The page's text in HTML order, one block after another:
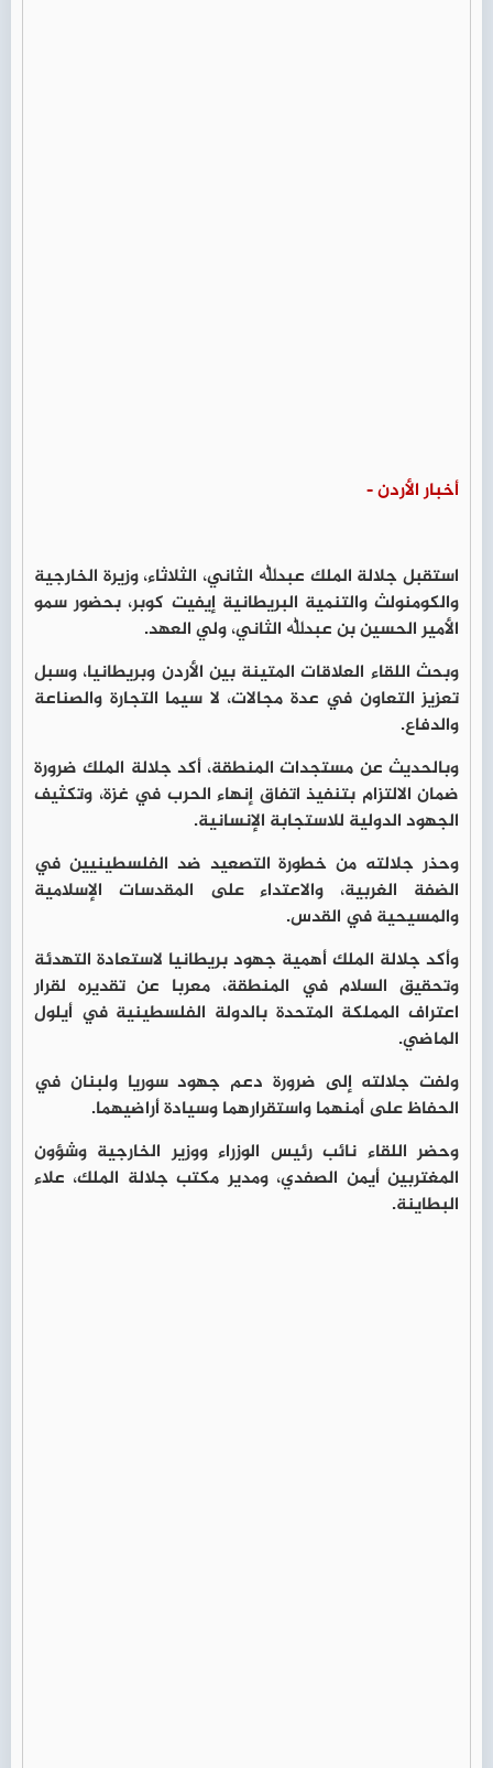
أخبار الأردن -
استقبل جلالة الملك عبدﷲ الثاني، الثلاثاء، وزيرة الخارجية
والكومنولث والتنمية البريطانية إيفيت كوبر، بحضور سمو
الأمير الحسين بن عبدﷲ الثاني، ولي العهد.
وبحث اللقاء العلاقات المتينة بين الأردن وبريطانيا، وسبل
تعزيز التعاون في عدة مجالات، لا سيما التجارة والصناعة
والدفاع.
وبالحديث عن مستجدات المنطقة، أكد جلالة الملك ضرورة
ضمان الالتزام بتنفيذ اتفاق إنهاء الحرب في غزة، وتكثيف
الجهود الدولية للاستجابة الإنسانية.
وحذر جلالته من خطورة التصعيد ضد الفلسطينيين في
الضفة الغربية، والاعتداء على المقدسات الإسلامية
والمسيحية في القدس.
وأكد جلالة الملك أهمية جهود بريطانيا لاستعادة التهدئة
وتحقيق السلام في المنطقة، معربا عن تقديره لقرار
اعتراف المملكة المتحدة بالدولة الفلسطينية في أيلول
الماضي.
ولفت جلالته إلى ضرورة دعم جهود سوريا ولبنان في
الحفاظ على أمنهما واستقرارهما وسيادة أراضيهما.
وحضر اللقاء نائب رئيس الوزراء ووزير الخارجية وشؤون
المغتربين أيمن الصفدي، ومدير مكتب جلالة الملك، علاء
البطاينة.